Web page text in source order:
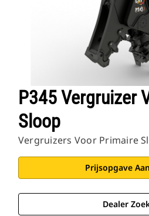
P345 Vergruizer
Sloop
Vergruizers Voor Primaire
Prijsopgave
Dealer